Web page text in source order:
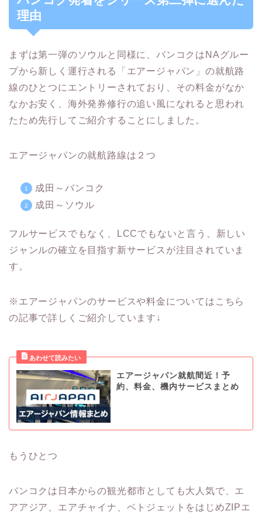
理由
まずは第一弾のソウルと同様に、バンコクはNAグルー
プから新しく運行される「エアージャパン」の就航路
線のひとつにエントリーされており、その料金がなか
なかお安く、海外発券修行の追い風になれると思われ
たため先行してご紹介することにしました。
エアージャパンの就航路線は２つ
成田～バンコク
成田～ソウル
フルサービスでもなく、LCCでもないと言う、新しい
ジャンルの確立を目指す新サービスが注目されていま
す。
※エアージャパンのサービスや料金についてはこちら
の記事で詳しくご紹介しています↓
エアージャパン就航間近！予
約、料金、機内サービスまとめ
もうひとつ
バンコクは日本からの観光都市としても大人気で、エ
アアジア、エアチャイナ、ベトジェットをはじめZIPエ